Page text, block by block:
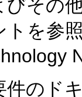
びその
トを参
件のド